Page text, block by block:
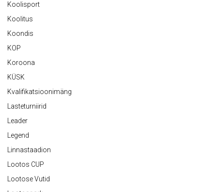
Koolisport
Koolitus
Koondis
KOP
Koroona
KÜSK
Kvalifikatsioonimäng
Lasteturniirid
Leader
Legend
Linnastaadion
Lootos CUP
Lootose Vutid